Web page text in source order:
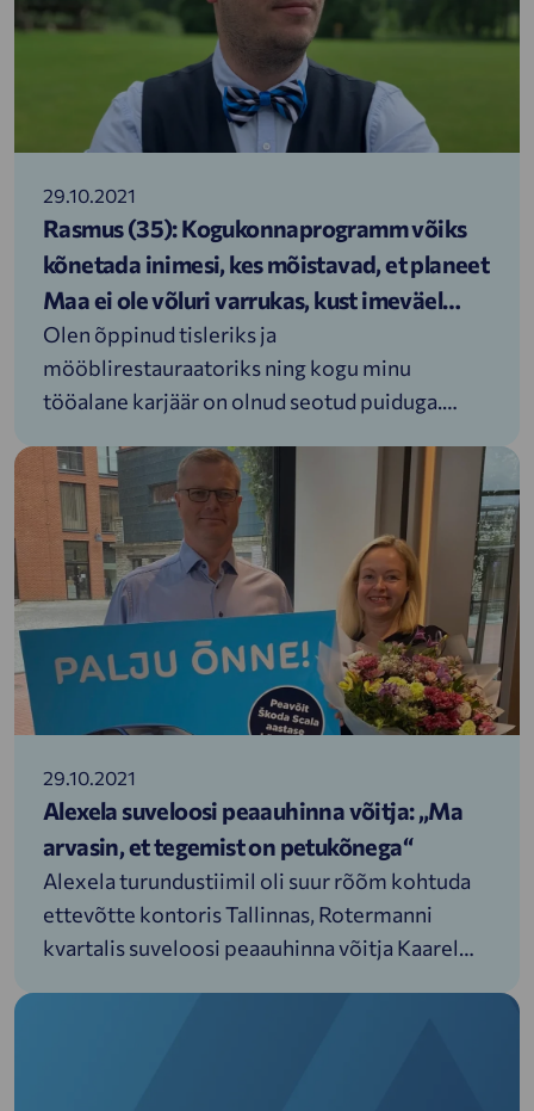
29.10.2021
Rasmus (35): Kogukonnaprogramm võiks
kõnetada inimesi, kes mõistavad, et planeet
Maa ei ole võluri varrukas, kust imeväel
erinevaid asju välja tõmmata. Oluline on ka
tagasi anda
Olen õppinud tisleriks ja
mööblirestauraatoriks ning kogu minu
tööalane karjäär on olnud seotud puiduga.
mööblit. Samuti on minu isa töötanud
puidusektoris, onu tegutseb selles valdkonnas
ja ühtlasi üks vendadest. Austus metsa ja puidu
ning laiemalt looduse vastu on meie suguvõsal
veres.
29.10.2021
Alexela suveloosi peaauhinna võitja: „Ma
arvasin, et tegemist on petukõnega“
Alexela turundustiimil oli suur rõõm kohtuda
ettevõtte kontoris Tallinnas, Rotermanni
kvartalis suveloosi peaauhinna võitja Kaarel